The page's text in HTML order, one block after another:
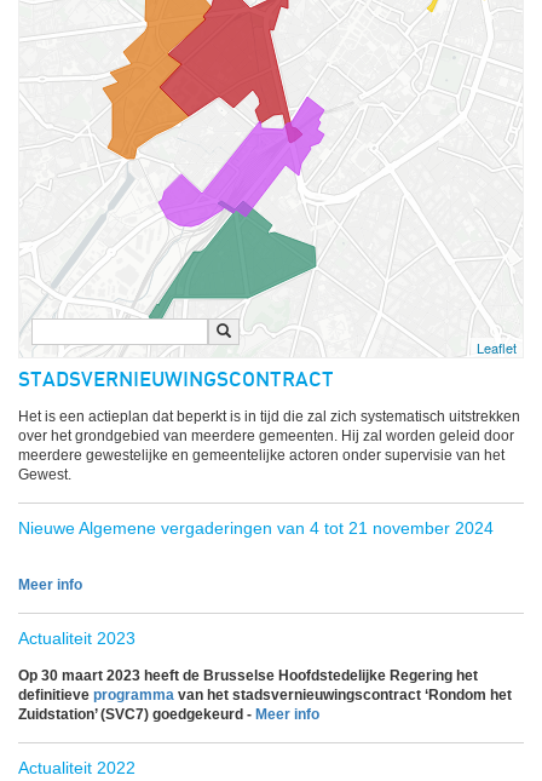
Leaflet
STADSVERNIEUWINGSCONTRACT
Het is een actieplan dat beperkt is in tijd die zal zich systematisch uitstrekken
over het grondgebied van meerdere gemeenten. Hij zal worden geleid door
meerdere gewestelijke en gemeentelijke actoren onder supervisie van het
Gewest.
Nieuwe Algemene vergaderingen van 4 tot 21 november 2024
Meer info
Actualiteit 2023
Op 30 maart 2023 heeft de Brusselse Hoofdstedelijke Regering het
definitieve programma van het stadsvernieuwingscontract ‘Rondom het
Zuidstation’ (SVC7) goedgekeurd - Meer info
Actualiteit 2022